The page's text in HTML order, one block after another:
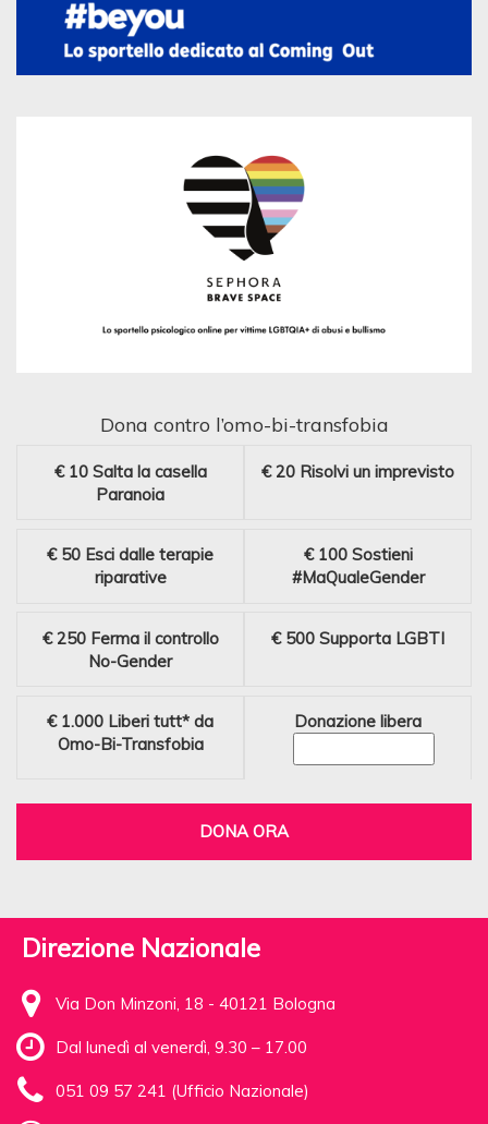
Dona contro l’omo-bi-transfobia
€ 10 Salta la casella
Paranoia
€ 20 Risolvi un imprevisto
€ 50 Esci dalle terapie
riparative
€ 100 Sostieni
#MaQualeGender
€ 250 Ferma il controllo
No-Gender
€ 500 Supporta LGBTI
€ 1.000 Liberi tutt* da
Omo-Bi-Transfobia
Donazione libera
DONA ORA
Direzione Nazionale
Via Don Minzoni, 18 - 40121 Bologna
Dal lunedì al venerdì, 9.30 – 17.00
051 09 57 241 (Ufficio Nazionale)